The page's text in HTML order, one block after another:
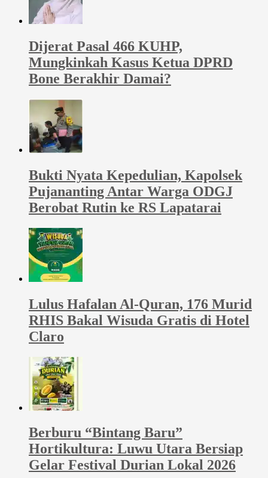
Dijerat Pasal 466 KUHP,
Mungkinkah Kasus Ketua DPRD
Bone Berakhir Damai?
Bukti Nyata Kepedulian, Kapolsek
Pujananting Antar Warga ODGJ
Berobat Rutin ke RS Lapatarai
Lulus Hafalan Al-Quran, 176 Murid
RHIS Bakal Wisuda Gratis di Hotel
Claro
Berburu “Bintang Baru”
Hortikultura: Luwu Utara Bersiap
Gelar Festival Durian Lokal 2026